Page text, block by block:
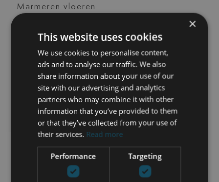
Marmeren vloeren
Niet overdekt terras
Privé terras
Solarium
Straatbeeld
Tennis-/padelbaan
Uitstekende staat
Uitzicht op de bergen
Uitzicht op de tuin
Uitzicht op zee
airconditioning
vervoer dichtbij
×
This website uses cookies
We use cookies to personalise content,
ads and to analyse our traffic. We also
share information about your use of our
site with our advertising and analytics
partners who may combine it with other
information that you’ve provided to them
or that they’ve collected from your use of
their services. Read more
Performance Targeting